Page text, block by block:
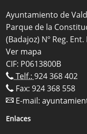
Ayuntamiento de
Parque de la
(Badajoz) Nº Reg.
Ver mapa
CIF: P0613800B
Telf.: 924 368 402
Fax: 924 368 558
E-mail:
Enlaces